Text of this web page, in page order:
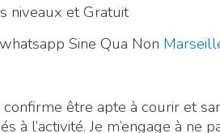
niveaux et Gratuit
Sine Qua Non
être apte à courir et
à l’activité. Je m’engage à ne